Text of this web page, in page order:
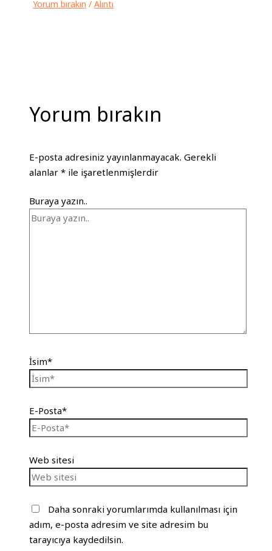
Yorum bırakın / Alıntı
Yorum bırakın
E-posta adresiniz yayınlanmayacak. Gerekli
alanlar* ile işaretlenmişlerdir
Buraya yazın..
İsim*
E-Posta*
Web sitesi
Daha sonraki yorumlarımda kullanılması için
adım, e-posta adresim ve site adresim bu
tarayıcıya kaydedilsin.